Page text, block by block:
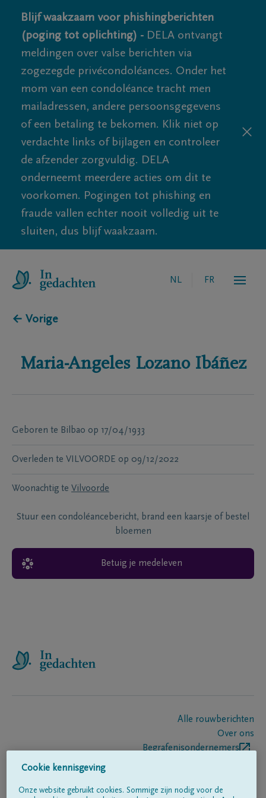
Blijf waakzaam voor phishingberichten
(poging tot oplichting) - DELA ontvangt
meldingen over valse berichten via
zogezegde privécondoléances. Onder het
mom van een condoléance tracht men
mailadressen, andere persoonsgegevens
of een betaling te bekomen. Klik niet op
verdachte links of bijlagen en controleer
de afzender zorgvuldig. DELA
onderneemt meerdere acties om dit te
voorkomen. Pogingen tot phishing en
fraude vallen echter nooit volledig uit te
sluiten, dus blijf waakzaam.
NL FR
← Vorige
Maria-Angeles Lozano Ibáñez
Geboren te Bilbao op 17/04/1933
Overleden te VILVOORDE op 09/12/2022
Woonachtig te Vilvoorde
Stuur een condoléancebericht, brand een kaarsje of bestel
bloemen
Betuig je medeleven
Alle rouwberichten
Over ons
Begrafenisondernemers
Cookie kennisgeving
Onze website gebruikt cookies. Sommige zijn nodig voor de